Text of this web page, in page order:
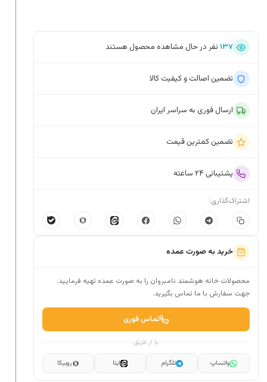
۱۳۷ نفر در حال مشاهده محصول هستند
تضمین اصالت و کیفیت کالا
ارسال فوری به سراسر ایران
تضمین کمترین قیمت
پشتیبانی ۲۴ ساعته
اشتراک‌گذاری:
خرید به صورت عمده
محصولات خانه هوشمند نامبروان را به صورت عمده تهیه فرمایید.
جهت سفارش با ما تماس بگیرید.
تماس فوری
یا از طریق
واتساپ تلگرام ایتا روبیکا